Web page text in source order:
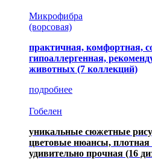
Микрофибра
(ворсовая)
практичная, комфортная,
гипоаллергенная,
животных (7 коллекций)
подробнее
Гобелен
уникальные сюжетные
цветовые нюансы, плотная
удивительно прочная (16